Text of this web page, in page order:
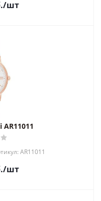
/шт
AR11011
/шт